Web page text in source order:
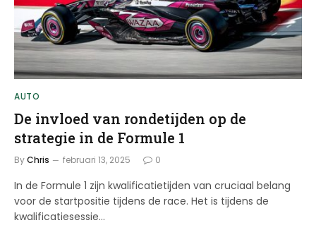
AUTO
De invloed van rondetijden op de
strategie in de Formule 1
ByChris februari 13, 2025 0
In de Formule 1 zijn kwalificatietijden van cruciaal belang
voor de startpositie tijdens de race. Het is tijdens de
kwalificatiesessie…